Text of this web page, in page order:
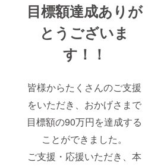
目標額達成ありが
とうございま
す！！
皆様からたくさんのご支援
をいただき、おかげさまで
目標額の90万円を達成する
ことができました。
ご支援・応援いただき、本